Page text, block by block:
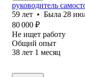
руководитель
59 лет • Была 28
80 000 ₽
Не ищет работу
Общий опыт
38 лет 1 месяц